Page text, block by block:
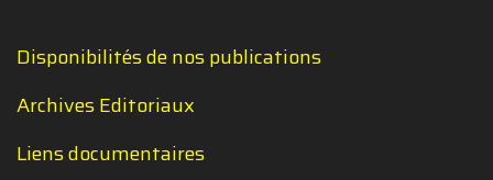
Disponibilités de nos publications
Archives Editoriaux
Liens documentaires